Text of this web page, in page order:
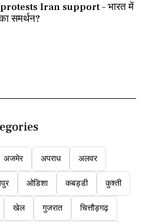
Iran support – भारत में
समर्थन?
अजमेर अपराध अलवर
ओडिशा कबड्डी कुश्ती
खेल गुजरात चित्तौड़गढ़